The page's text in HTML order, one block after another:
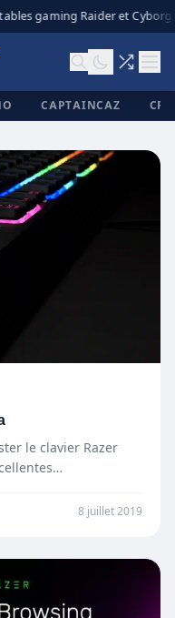
gaming Raider et Cyborg
CAPTAINCAZ
✕
le clavier Razer
8 juillet 2019